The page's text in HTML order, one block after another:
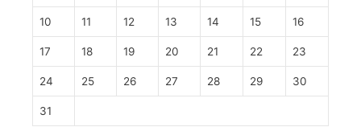
10 11 12 13 14 15 16
17 18 19 20 21 22 23
24 25 26 27 28 29 30
31